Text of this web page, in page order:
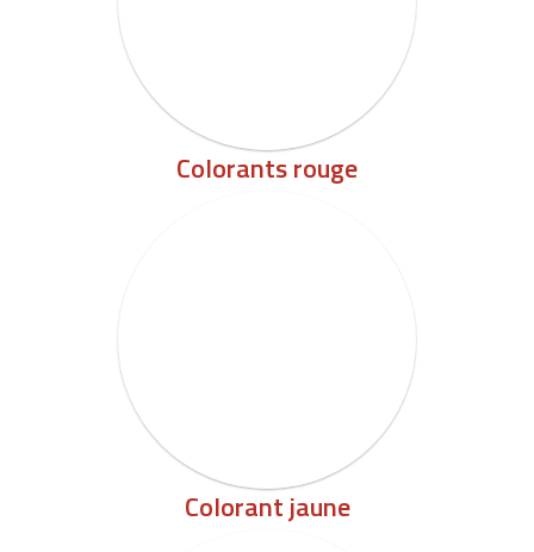
Colorants rouge
Colorant jaune